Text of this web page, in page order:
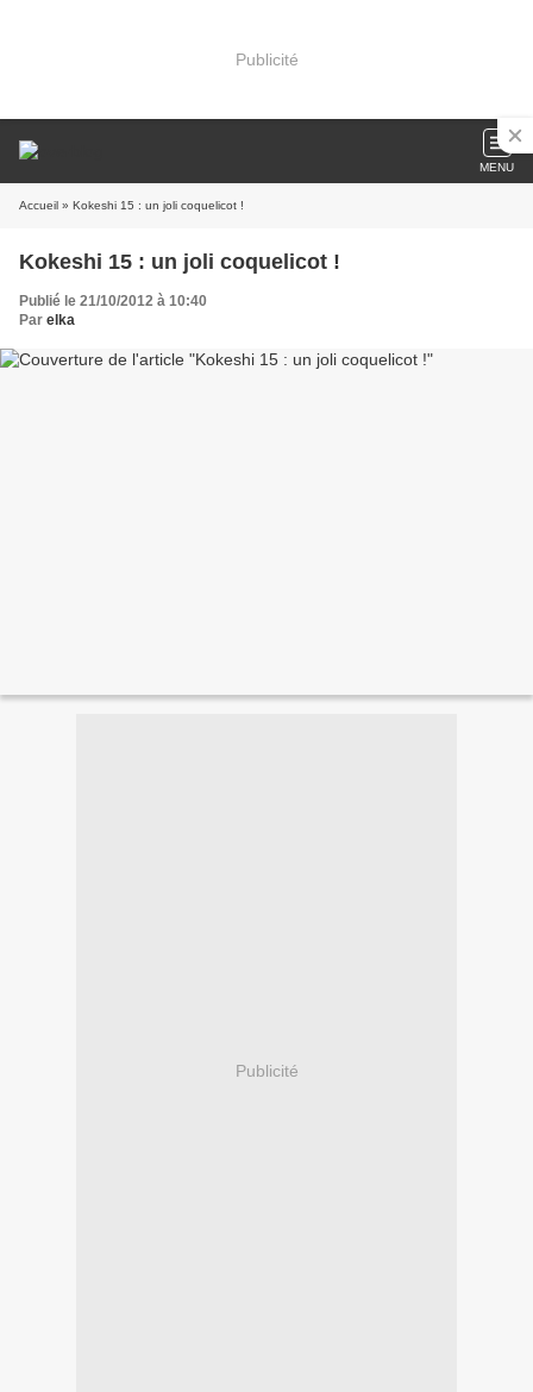
Publicité
MENU
Accueil » Kokeshi 15 : un joli coquelicot !
Kokeshi 15 : un joli coquelicot !
Publié le 21/10/2012 à 10:40
Par elka
Publicité